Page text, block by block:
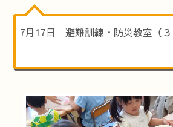
7月17日 避難訓練・防災教室（３